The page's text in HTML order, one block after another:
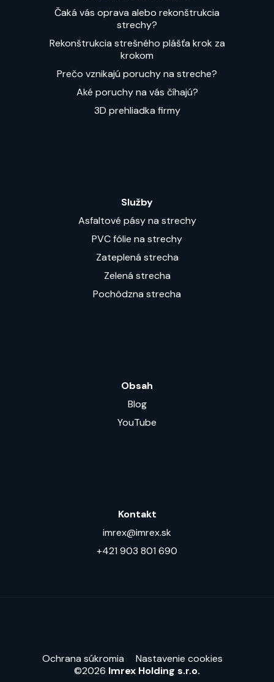
Čaká vás oprava alebo rekonštrukcia
strechy?
Rekonštrukcia strešného plášťa krok za
krokom
Prečo vznikajú poruchy na streche?
Aké poruchy na vás číhajú?
3D prehliadka firmy
Služby
Asfaltové pásy na strechy
PVC fólie na strechy
Zateplená strecha
Zelená strecha
Pochôdzna strecha
Obsah
Blog
YouTube
Kontakt
imrex@imrex.sk
+421 903 801 690
Ochrana súkromia
Nastavenie cookies
©2026 Imrex Holding s.r.o.